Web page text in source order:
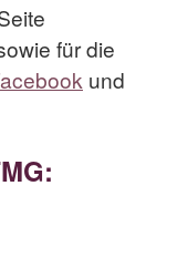
für die
und